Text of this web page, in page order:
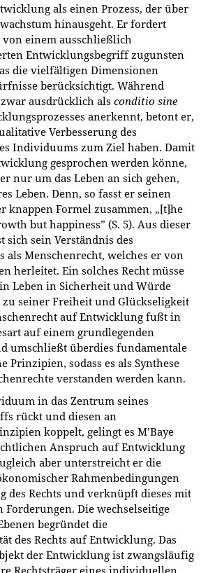
als einen Prozess, der über
hinausgeht. Er fordert
einem ausschließlich
Entwicklungsbegriff zugunsten
die vielfältigen Dimensionen
berücksichtigt. Während
zwar ausdrücklich als conditio sine
anerkennt, betont er,
Verbesserung des
Individuums zum Ziel haben. Damit
gesprochen werden könne,
nur um das Leben an sich gehen,
Leben. Denn, so fasst er seinen
knappen Formel zusammen, „[t]he
but happiness” (S. 5). Aus dieser
sich sein Verständnis des
als Menschenrecht, welches er von
herleitet. Ein solches Recht müsse
Leben in Sicherheit und Würde
seiner Freiheit und Glückseligkeit
auf Entwicklung fußt in
auf einem grundlegenden
umschließt überdies fundamentale
Prinzipien, sodass es als Synthese
verstanden werden kann.
in das Zentrum seines
rückt und diesen an
koppelt, gelingt es M’Baye
Anspruch auf Entwicklung
aber unterstreicht er die
Rahmenbedingungen
des Rechts und verknüpft dieses mit
Die wechselseitige
begründet die
des Rechts auf Entwicklung. Das
der Entwicklung ist zwangsläufig
Rechtsträger eines individuellen